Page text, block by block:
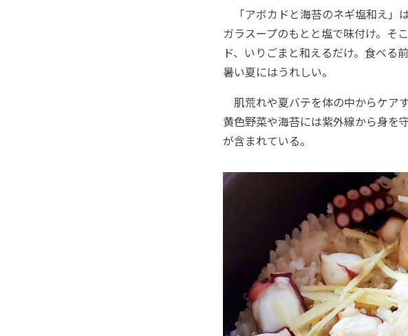
「アボカドと海苔のネギ塩和え」
ガラスープのもとと塩で味付け。そ
ド、いりごまと和えるだけ。食べる
暑い夏にはうれしい。
肌荒れや夏バテを体の中からケア
黄色野菜や海苔には紫外線から身を
が含まれている。